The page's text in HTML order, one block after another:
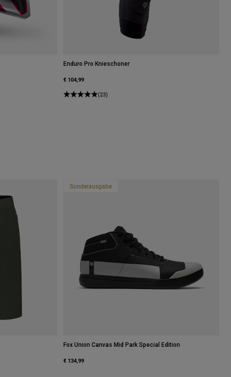
Enduro Pro Knieschoner
€ 104,99
(23)
Sonderausgabe
Fox Union Canvas Mid Park Special Edition
€ 134,99